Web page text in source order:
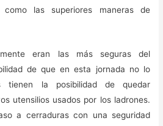
las superiores maneras de
eran las más seguras del
de que en esta jornada no lo
tienen la posibilidad de quedar
utensilios usados por los ladrones.
a cerraduras con una seguridad